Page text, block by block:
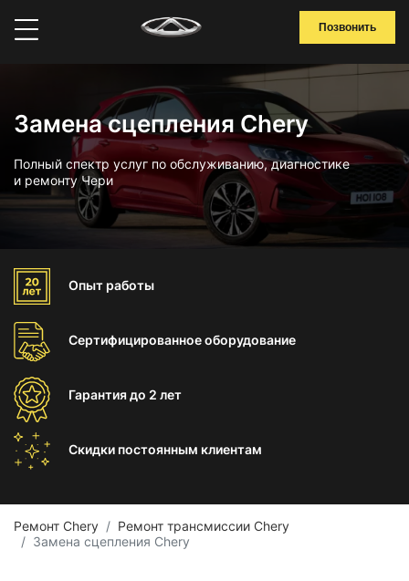
Позвонить
Замена сцепления Chery
Полный спектр услуг по обслуживанию, диагностике
и ремонту Чери
Опыт работы
Сертифицированноеоборудование
Гарантиядо 2 лет
Скидки постоянным клиентам
Ремонт Chery
Ремонт трансмиссии Chery
Замена сцепления Chery